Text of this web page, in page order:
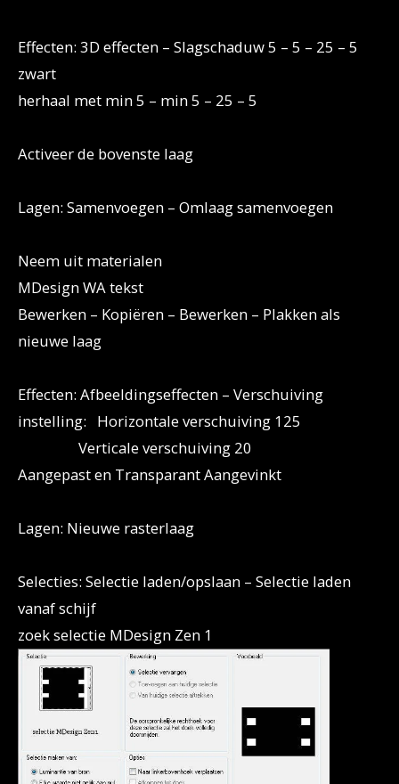
Effecten: 3D effecten – Slagschaduw 5 – 5 – 25 – 5
zwart
herhaal met min 5 – min 5 – 25 – 5
Activeer de bovenste laag
Lagen: Samenvoegen – Omlaag samenvoegen
Neem uit materialen
MDesign WA tekst
Bewerken – Kopiëren – Bewerken – Plakken als
nieuwe laag
Effecten: Afbeeldingseffecten – Verschuiving
instelling: Horizontale verschuiving 125
Verticale verschuiving 20
Aangepast en Transparant Aangevinkt
Lagen: Nieuwe rasterlaag
Selecties: Selectie laden/opslaan – Selectie laden
vanaf schijf
zoek selectie MDesign Zen 1